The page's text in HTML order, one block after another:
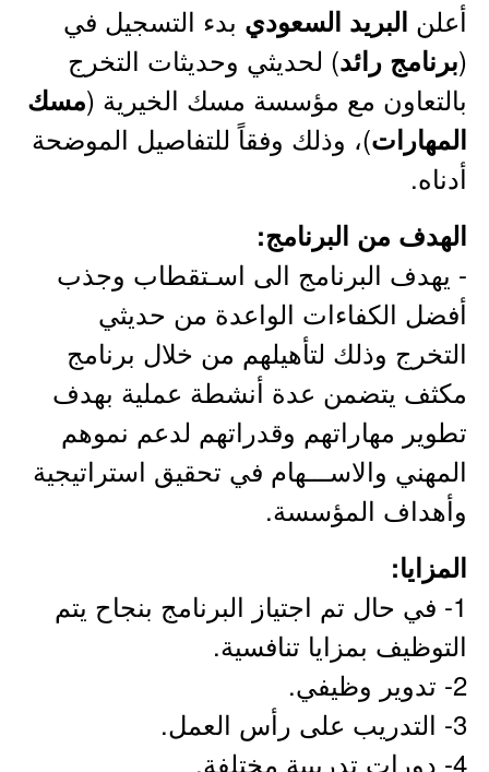
أعلن البريد السعودي بدء التسجيل في
(برنامج رائد) لحديثي وحديثات التخرج
بالتعاون مع مؤسسة مسك الخيرية (مسك
المهارات)، وذلك وفقاً للتفاصيل الموضحة
أدناه.
الهدف من البرنامج:
- يهدف البرنامج الى اسـتقطاب وجذب
أفضل الكفاءات الواعدة من حديثي
التخرج وذلك لتأهيلهم من خلال برنامج
مكثف يتضمن عدة أنشطة عملية بهدف
تطوير مهاراتهم وقدراتهم لدعم نموهم
المهني والاســـهام في تحقيق استراتيجية
وأهداف المؤسسة.
المزايا:
1- في حال تم اجتياز البرنامج بنجاح يتم
التوظيف بمزايا تنافسية.
2- تدوير وظيفي.
3- التدريب على رأس العمل.
4- دورات تدريبية مختلفة.